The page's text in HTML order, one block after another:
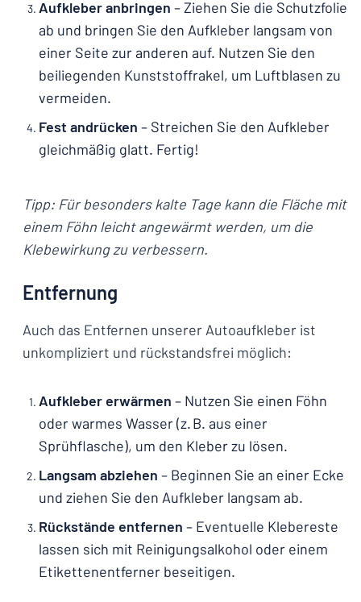
Aufkleber anbringen – Ziehen Sie die Schutzfolie
ab und bringen Sie den Aufkleber langsam von
einer Seite zur anderen auf. Nutzen Sie den
beiliegenden Kunststoffrakel, um Luftblasen zu
vermeiden.
Fest andrücken – Streichen Sie den Aufkleber
gleichmäßig glatt. Fertig!
Tipp: Für besonders kalte Tage kann die Fläche mit
einem Föhn leicht angewärmt werden, um die
Klebewirkung zu verbessern.
Entfernung
Auch das Entfernen unserer Autoaufkleber ist
unkompliziert und rückstandsfrei möglich:
Aufkleber erwärmen – Nutzen Sie einen Föhn
oder warmes Wasser (z. B. aus einer
Sprühflasche), um den Kleber zu lösen.
Langsam abziehen – Beginnen Sie an einer Ecke
und ziehen Sie den Aufkleber langsam ab.
Rückstände entfernen – Eventuelle Klebereste
lassen sich mit Reinigungsalkohol oder einem
Etikettenentferner beseitigen.